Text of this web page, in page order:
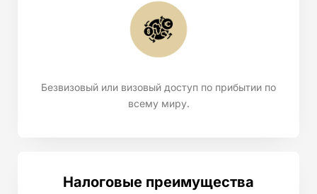
Безвизовый или визовый доступ по прибытии по
всему миру.
Налоговые преимущества